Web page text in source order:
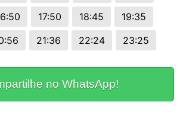
17:50 18:45
19:35
21:36 22:24 23:25
no WhatsApp!